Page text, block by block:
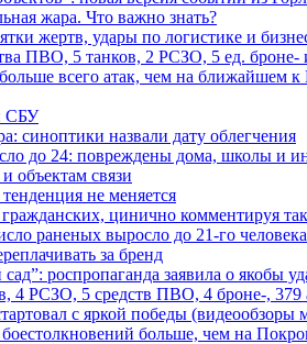
жара. Что важно знать?
жертв, удары по логистике и
ПВО, 5 танков, 2 РСЗО, 5 ед.
всего атак, чем на ближайшем к
СБУ
синоптики назвали дату облегчения
до 24: повреждены дома, школы и
связи
не меняется
цинично комментируя
раненых выросло до 21-го
за бренд
роспропаганда заявила о якобы
РСЗО, 5 средств ПВО, 4 броне-, 379
с яркой победы (видеообзоры
больше, чем на